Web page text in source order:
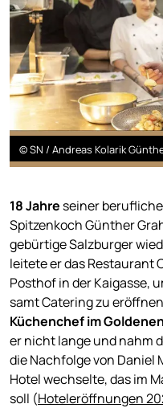
© SN / Andreas Kolarik
18 Jahre seiner
Spitzenkoch Günther
gebürtige Salzburger
leitete er das Restaurant
Posthof in der Kaigasse,
samt Catering zu
Küchenchef im
er nicht lange und nahm
die Nachfolge von Daniel
Hotel wechselte, das im
soll (Hoteleröffnungen